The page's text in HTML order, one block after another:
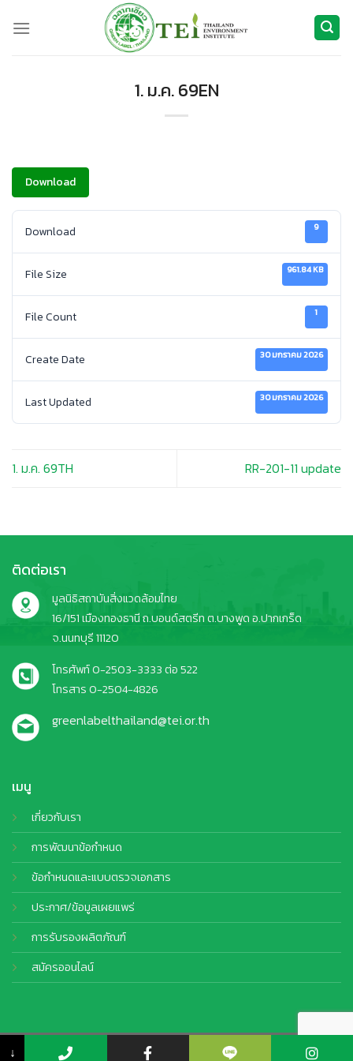
1. ม.ค. 69EN
Download
Download 9
File Size 961.84 KB
File Count 1
Create Date 30 มกราคม 2026
Last Updated 30 มกราคม 2026
1. ม.ค. 69TH RR-201-11 update
เมนู
เกี่ยวกับเรา
การพัฒนาข้อกำหนด
ข้อกำหนดและแบบตรวจเอกสาร
ประกาศ/ข้อมูลเผยแพร่
การรับรองผลิตภัณฑ์
สมัครออนไลน์
ติดต่อเรา
มูลนิธิสถาบันสิ่งแวดล้อมไทย
16/151 เมืองทองธานี ถ.บอนด์สตรีท ต.บางพูด อ.ปากเกร็ด
จ.นนทบุรี 11120
โทรศัพท์ 0-2503-3333 ต่อ 522
โทรสาร 0-2504-4826
greenlabelthailand@tei.or.th
© Copyright 2026 TEI. All Rights Reserved by CJ Soft Co., Ltd.
↓